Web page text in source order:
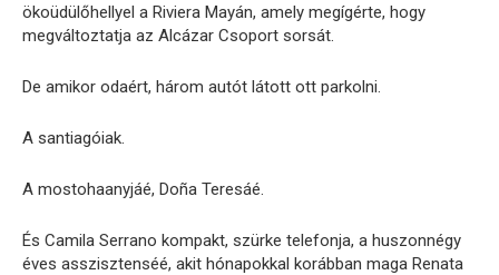
ökoüdülőhellyel a Riviera Mayán, amely megígérte, hogy
megváltoztatja az Alcázar Csoport sorsát.
De amikor odaért, három autót látott ott parkolni.
A santiagóiak.
A mostohaanyjáé, Doña Teresáé.
És Camila Serrano kompakt, szürke telefonja, a huszonnégy
éves asszisztenséé, akit hónapokkal korábban maga Renata